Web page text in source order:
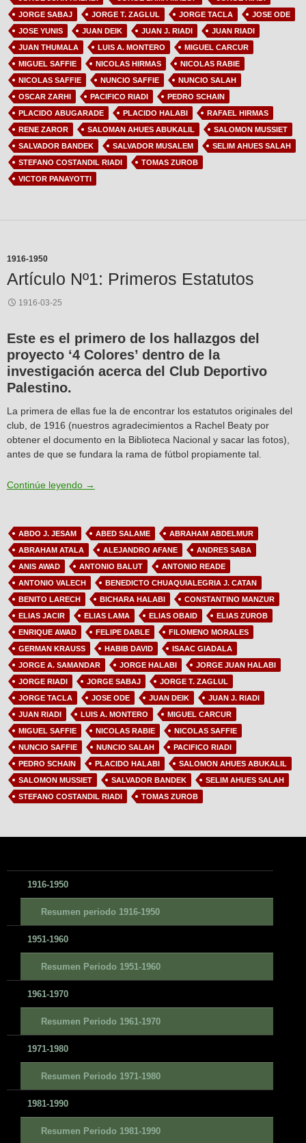
JORGE SABAJ
JORGE T. ZAGLUL JORGE TACLA
JOSE ODE
JOSE YUNIS
JUAN DEIK JUAN J. RIADI
JUAN RIADI
JUAN THUMALA
LUIS A. MONTERO
MIGUEL CARCUR
MIGUEL SAFFIE
NICOLAS HIRMAS
NICOLAS RABIE
NICOLAS SAFFIE
NUNCIO SAFFIE
NUNCIO SALAH
OSCAR ZARHI
PACIFICO RIADI
PEDRO SCHAIN
PLACIDO ABUGARADE
PLACIDO HALABI
RAFAEL HIRMAS
RENE ZAROR
SALOMAN AHUES ABUKALIL
SALOMON MUSSIET
SALVADOR BANDEK
SALVADOR MUSALEM
SELIM AHUES SALAH
STEFANO COSTANDIL RIADI
TOMAS ZUROB
VICTOR PANAYOTTI
1916-1950
Artículo Nº1: Primeros Estatutos
1916-03-25
Este es el primero de los hallazgos del
proyecto ‘4 Colores’ dentro de la
investigación acerca del Club Deportivo
Palestino.
La primera de ellas fue la de encontrar los estatutos originales del
club, de 1916 (nuestros agradecimientos a Rachel Beaty por
obtener el documento en la Biblioteca Nacional y sacar las fotos),
antes de que se fundara la rama de fútbol propiamente tal.
Continúe leyendo Artículo Nº1: Primeros Estatutos
→
ABDO J. JESAM ABED SALAME
ABRAHAM ABDELMUR
ABRAHAM ATALA
ALEJANDRO AFANE
ANDRES SABA
ANIS AWAD
ANTONIO BALUT
ANTONIO READE
ANTONIO VALECH
BENEDICTO CHUAQUIALEGRIA J. CATAN
BENITO LARECH
BICHARA HALABI
CONSTANTINO MANZUR
ELIAS JACIR
ELIAS LAMA ELIAS OBAID
ELIAS ZUROB
ENRIQUE AWAD
FELIPE DABLE
FILOMENO MORALES
GERMAN KRAUSS
HABIB DAVID
ISAAC GIADALA
JORGE A. SAMANDAR
JORGE HALABI
JORGE JUAN HALABI
JORGE RIADI
JORGE SABAJ
JORGE T. ZAGLUL
JORGE TACLA
JOSE ODE JUAN DEIK
JUAN J. RIADI
JUAN RIADI
LUIS A. MONTERO
MIGUEL CARCUR
MIGUEL SAFFIE
NICOLAS RABIE
NICOLAS SAFFIE
NUNCIO SAFFIE
NUNCIO SALAH
PACIFICO RIADI
PEDRO SCHAIN
PLACIDO HALABI
SALOMON AHUES ABUKALIL
SALOMON MUSSIET
SALVADOR BANDEK
SELIM AHUES SALAH
STEFANO COSTANDIL RIADI
TOMAS ZUROB
1916-1950
Resumen periodo 1916-1950
1951-1960
Resumen Periodo 1951-1960
1961-1970
Resumen Periodo 1961-1970
1971-1980
Resumen Periodo 1971-1980
1981-1990
Resumen Periodo 1981-1990